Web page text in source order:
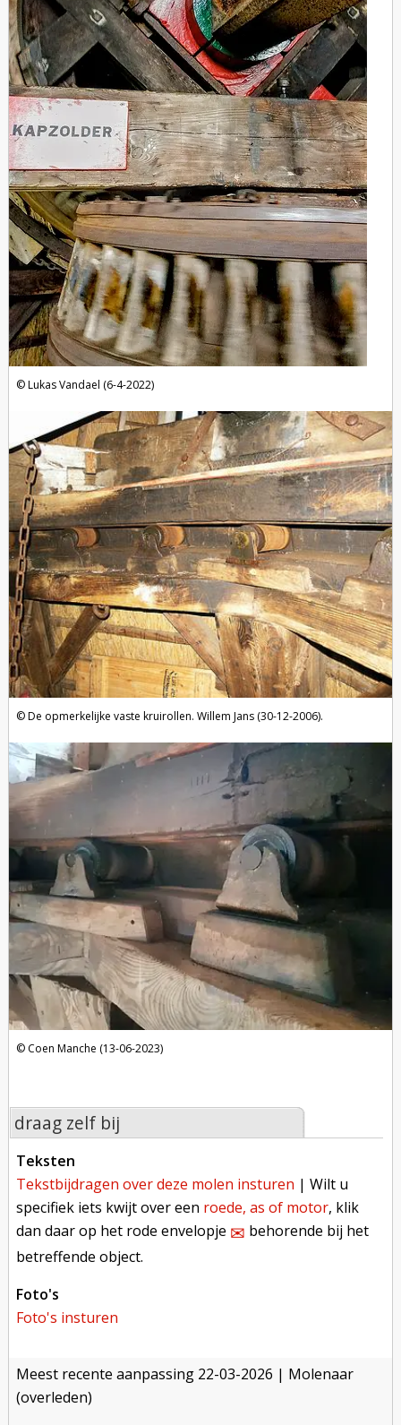
Lukas Vandael (6-4-2022)
De opmerkelijke vaste kruirollen. Willem Jans (30-12-2006).
Coen Manche (13-06-2023)
draag zelf bij
teksten
tekstbijdragen over deze molen insturen | Wilt u
specifiek iets kwijt over een roede, as of motor, klik
dan daar op het rode envelopje ✉︎ behorende bij het
betreffende object.
foto's
foto's insturen
meest recente aanpassing 22-03-2026 | Molenaar
(overleden)